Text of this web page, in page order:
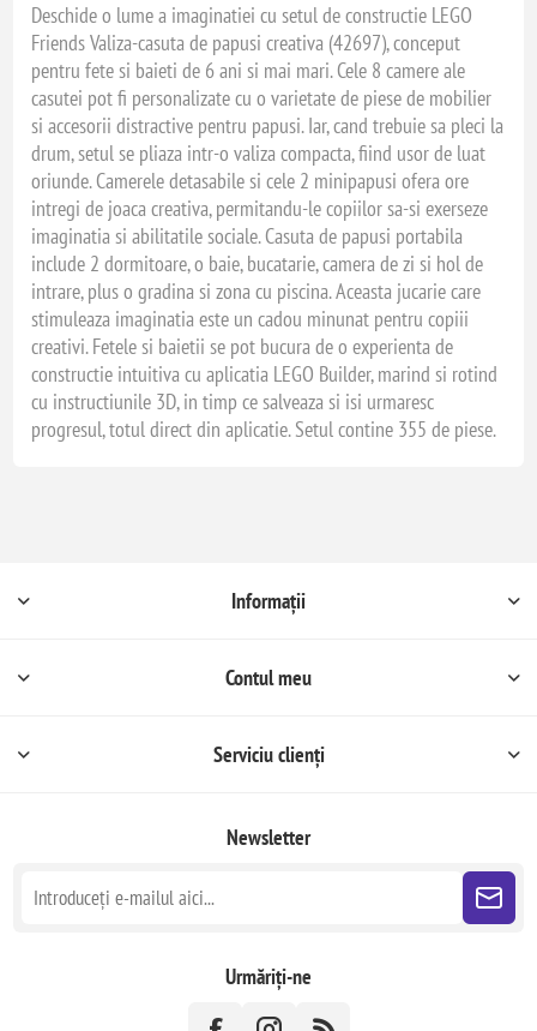
Deschide o lume a imaginatiei cu setul de constructie LEGO
Friends Valiza-casuta de papusi creativa (42697), conceput
pentru fete si baieti de 6 ani si mai mari. Cele 8 camere ale
casutei pot fi personalizate cu o varietate de piese de mobilier
si accesorii distractive pentru papusi. Iar, cand trebuie sa pleci la
drum, setul se pliaza intr-o valiza compacta, fiind usor de luat
oriunde. Camerele detasabile si cele 2 minipapusi ofera ore
intregi de joaca creativa, permitandu-le copiilor sa-si exerseze
imaginatia si abilitatile sociale. Casuta de papusi portabila
include 2 dormitoare, o baie, bucatarie, camera de zi si hol de
intrare, plus o gradina si zona cu piscina. Aceasta jucarie care
stimuleaza imaginatia este un cadou minunat pentru copiii
creativi. Fetele si baietii se pot bucura de o experienta de
constructie intuitiva cu aplicatia LEGO Builder, marind si rotind
cu instructiunile 3D, in timp ce salveaza si isi urmaresc
progresul, totul direct din aplicatie. Setul contine 355 de piese.
Informații
Contul meu
Serviciu clienți
Newsletter
Urmăriți-ne